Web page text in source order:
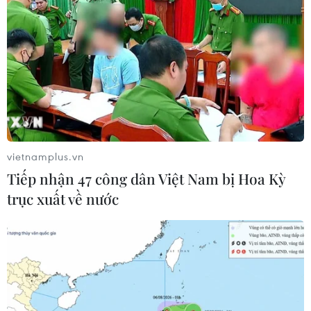
hưởng đều cần được kiểm soát chặt chẽ./.
Đồng Nai: Hơn
100 tấn cá chết nổi trắng
các lồng bè trên mặt hồ
Trị An
Ngày 31/5, lực lượng chức năng phường Trị An
(Đồng Nai) đang tiếp tục nỗ lực hỗ trợ người dân
thu gom, vớt xác cá chết nổi trắng trên các lồng,
bè ở hồ Trị An nhằm hạn chế gây ô nhiễm nguồn
(TTXVN/Vietnam+)
vietnamplus.vn
Tiếp nhận 47 công dân Việt Nam bị Hoa Kỳ
trục xuất về nước